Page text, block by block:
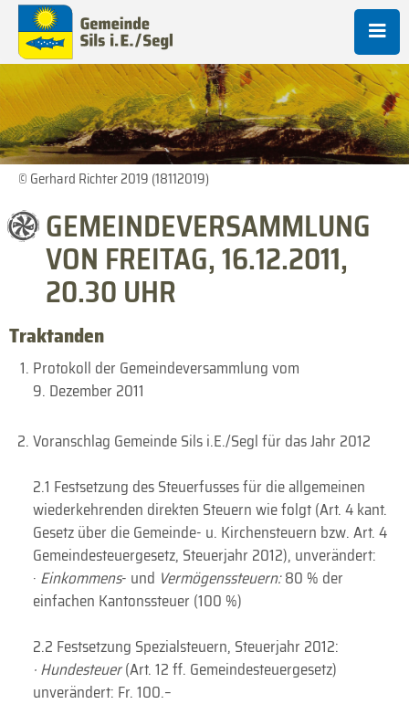
© Gerhard Richter 2019 (18112019)
GEMEINDEVERSAMMLUNG
VON FREITAG, 16.12.2011,
20.30 UHR
Traktanden
Protokoll der Gemeindeversammlung vom
9. Dezember 2011
Voranschlag Gemeinde Sils i.E./Segl für das Jahr 2012
2.1 Festsetzung des Steuerfusses für die allgemeinen
wiederkehrenden direkten Steuern wie folgt (Art. 4 kant.
Gesetz über die Gemeinde- u. Kirchensteuern bzw. Art. 4
Gemeindesteuergesetz, Steuerjahr 2012), unverändert:
· Einkommens- und Vermögenssteuern:80 % der
einfachen Kantonssteuer (100 %)
2.2 Festsetzung Spezialsteuern, Steuerjahr 2012:
· Hundesteuer(Art. 12 ff. Gemeindesteuergesetz)
unverändert: Fr. 100.–